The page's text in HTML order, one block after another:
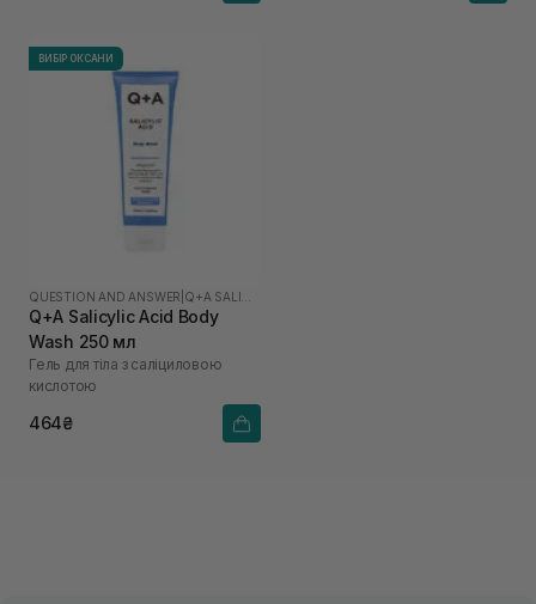
ВИБІР ОКСАНИ
QUESTION AND ANSWER
Q+A Salicylic Acid Body
Wash 250 мл
Гель для тіла з саліциловою
кислотою
464₴